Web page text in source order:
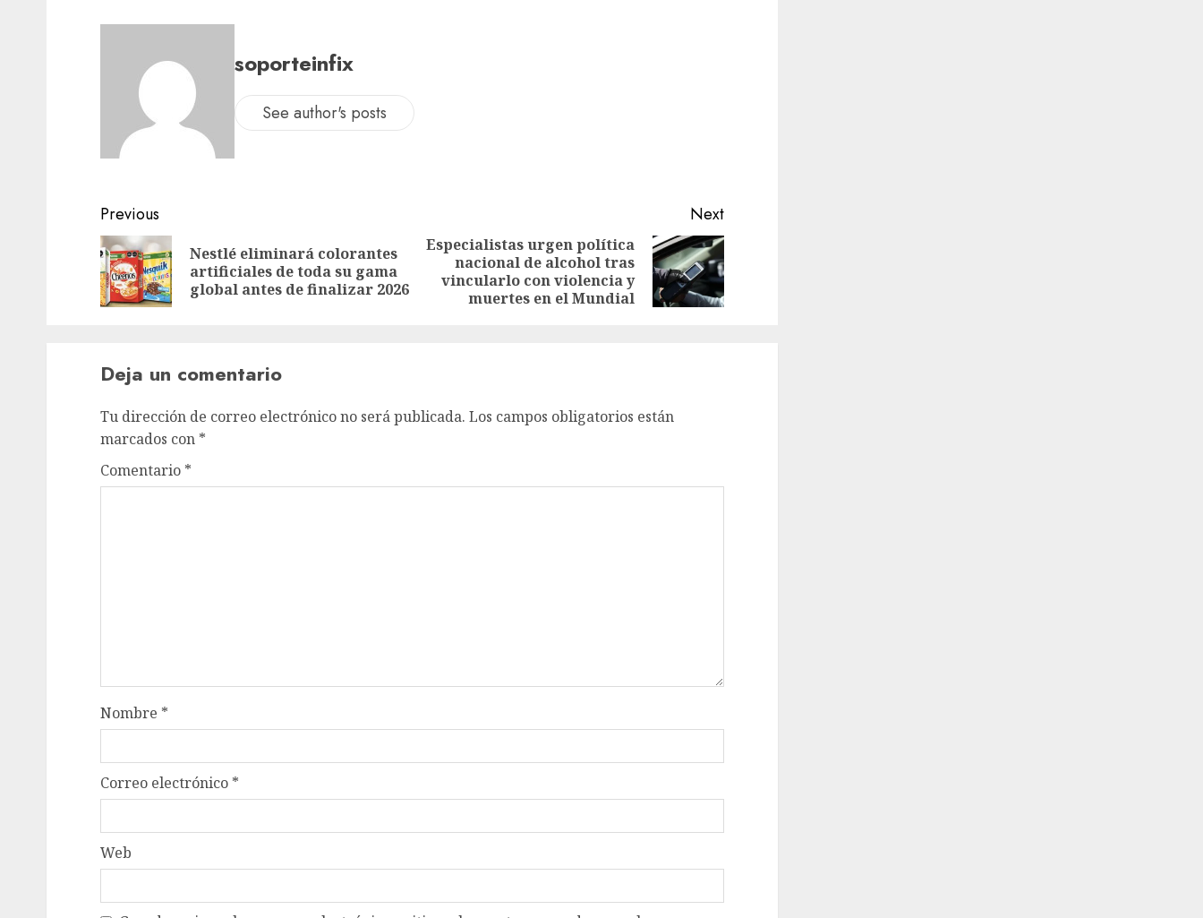
soporteinfix
See author's posts
Previous
Nestlé eliminará colorantes
artificiales de toda su gama
global antes de finalizar 2026
Next
Especialistas urgen política
nacional de alcohol tras
vincularlo con violencia y
muertes en el Mundial
Deja un comentario
Tu dirección de correo electrónico no será publicada. Los campos obligatorios están
marcados con *
Comentario *
Nombre *
Correo electrónico *
Web